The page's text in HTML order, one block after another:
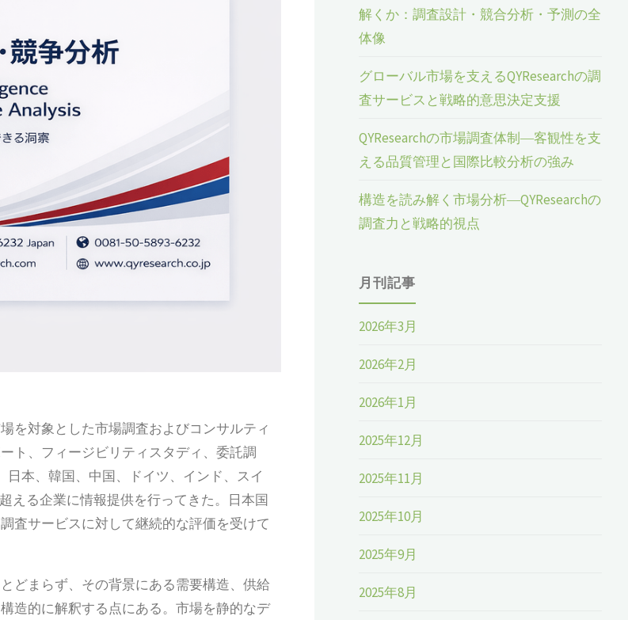
を対象とした市場調査およびコンサルティ
ト、フィージビリティスタディ、委託調
本、韓国、中国、ドイツ、インド、スイ
える企業に情報提供を行ってきた。日本国
査サービスに対して継続的な評価を受けて
どまらず、その背景にある需要構造、供給
造的に解釈する点にある。市場を静的なデ
解くか：調査設計・競合分析・予測の全
体像
グローバル市場を支えるQYResearchの調
査サービスと戦略的意思決定支援
QYResearchの市場調査体制―客観性を支
える品質管理と国際比較分析の強み
構造を読み解く市場分析―QYResearchの
調査力と戦略的視点
月刊記事
2026年3月
2026年2月
2026年1月
2025年12月
2025年11月
2025年10月
2025年9月
2025年8月